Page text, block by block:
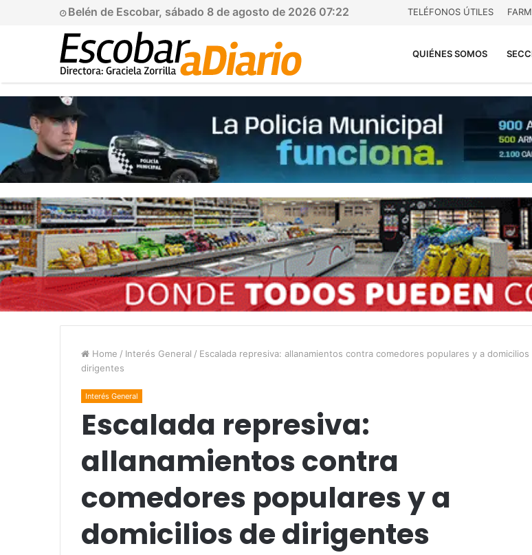
Belén de Escobar, sábado 8 de agosto de 2026 07:22 TELÉFONOS ÚTILES
QUIÉNES SOMOS
Home / Interés General / Escalada represiva: allanamientos contra comedores populares y a domicilios
dirigentes
Interés General
Escalada represiva:
allanamientos contra
comedores populares y a
domicilios de dirigentes